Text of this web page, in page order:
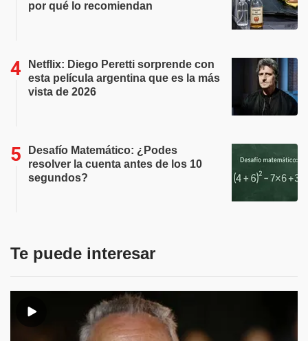
por qué lo recomiendan
Netflix: Diego Peretti sorprende con
esta película argentina que es la más
vista de 2026
Desafío Matemático: ¿Podes
resolver la cuenta antes de los 10
segundos?
Te puede interesar